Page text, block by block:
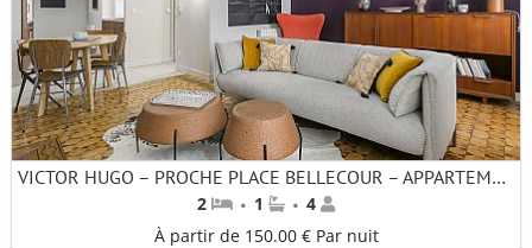
VICTOR HUGO – PROCHE PLACE BELLECOUR – APPARTEMENT 2 CHAMBRES
2 · 1 · 4
À partir de 150.00 € Par nuit